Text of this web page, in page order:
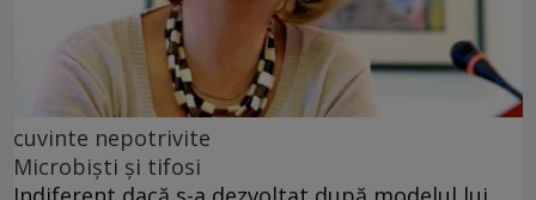
cuvinte nepotrivite
Microbiști și tifosi